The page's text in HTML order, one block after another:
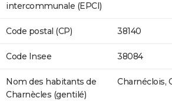
intercommunale (EPCI)
Code postal (CP) 38140
Code Insee 38084
Nom des habitants de
Charnècles (gentilé)
Charnéclois,